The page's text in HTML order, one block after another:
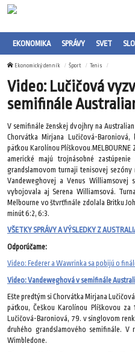
EKONOMIKA SPRÁVY SVET
Ekonomický denník Šport Tenis
Video: Lučičová
semifinále
V semifinále ženskej dvojhry na
Chorvátka Mirjana Lučičová-
päťkou Karolínou
americké majú trojnásobné
grandslamovom turnaji tenisovej sezóny
Vandeweghovej a Venus
vybojovala aj Serena Williamsová.
Melbourne vo štvrťfinále zdolala Britku
minút 6:2, 6:3.
VŠETKY SPRÁVY A VÝSLEDKY Z
Odporúčame:
Video: Federer a Wawrinka sa pobijú o
Video: Vandeweghová v semifinále
Ešte predtým si Chorvátka Mirjana
päťkou, Češkou Karolínou Plíškovou
Lučičová-Baroniová, 79. v singlovom
druhého grandslamového semifinále.
Wimbledone.